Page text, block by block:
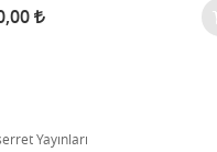
Yayınları